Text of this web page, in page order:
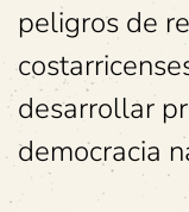
peligros de
desarrollar
democracia